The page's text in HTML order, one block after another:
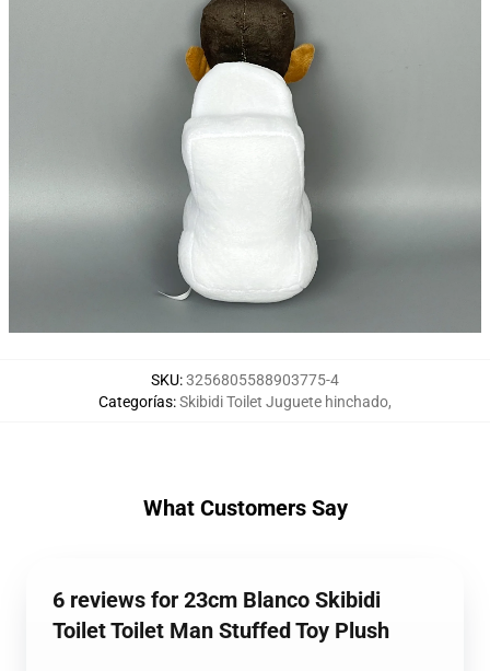
SKU:3256805588903775-4
Categorías:Skibidi Toilet Juguete hinchado,
What Customers Say
6 reviews for 23cm Blanco Skibidi
Toilet Toilet Man Stuffed Toy Plush